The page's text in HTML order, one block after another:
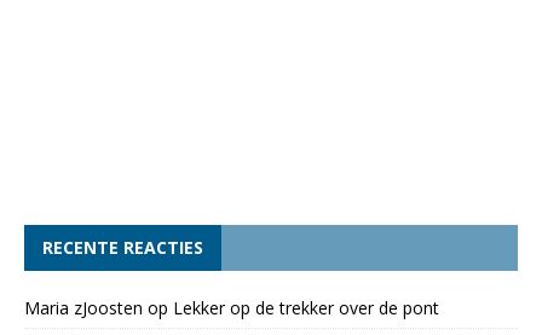
RECENTE REACTIES
Maria zJoosten op Lekker op de trekker over de pont